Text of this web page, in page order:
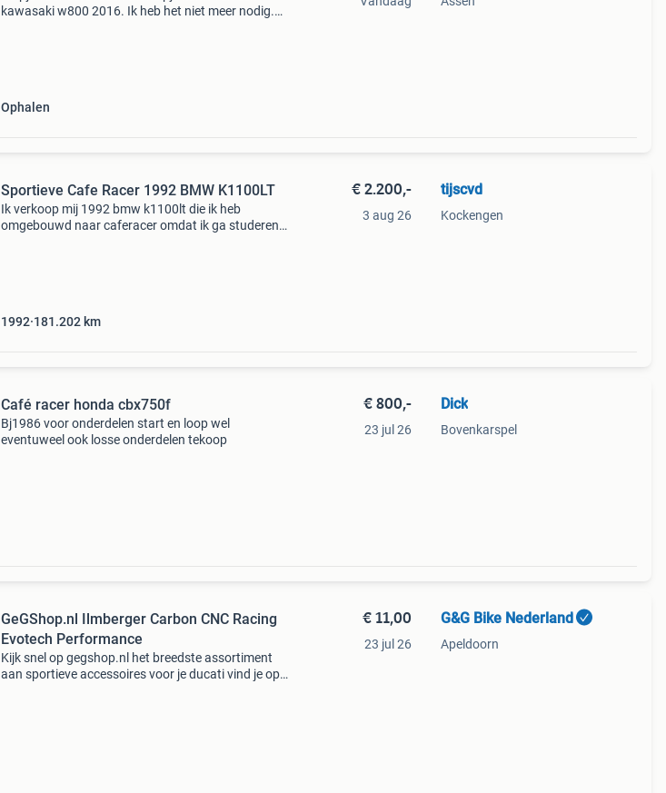
kawasaki w800 2016. Ik heb het niet meer nodig.
Ophalen
Sportieve Cafe Racer 1992 BMW K1100LT
Ik verkoop mij 1992 bmw k1100lt die ik heb
omgebouwd naar caferacer omdat ik ga studeren
1992 181.202 km
€ 2.200,-
3 aug 26
tijscvd
Kockengen
Café racer honda cbx750f
Bj1986 voor onderdelen start en loop wel
eventuweel ook losse onderdelen tekoop
€ 800,-
23 jul 26
Dick
Bovenkarspel
GeGShop.nl Ilmberger Carbon CNC Racing
Evotech Performance
Kijk snel op gegshop.nl het breedste assortiment
aan sportieve accessoires voor je ducati vind je op
€ 11,00
23 jul 26
G&G Bike Nederland
Apeldoorn